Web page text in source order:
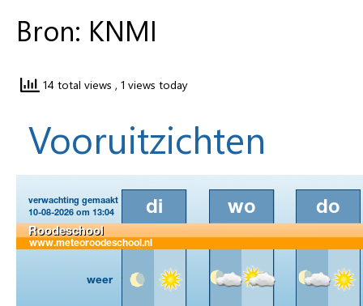
Bron: KNMI
14 total views , 1 views today
Vooruitzichten